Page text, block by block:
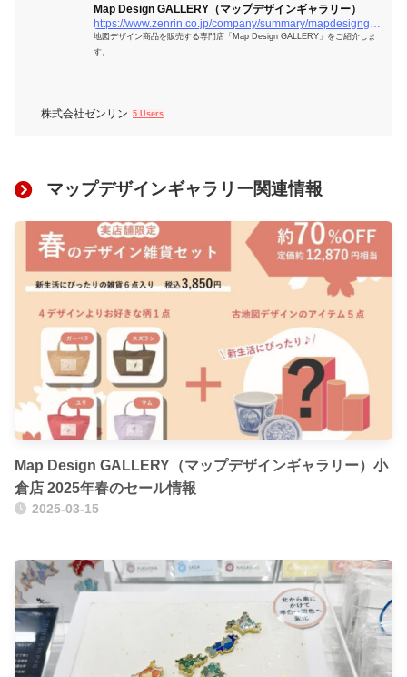
Map Design GALLERY（マップデザインギャラリー）
地図デザイン商品を販売する専門店「Map Design GALLERY」をご紹介しま
す。
株式会社ゼンリン 5 Users
マップデザインギャラリー関連情報
Map Design GALLERY（マップデザインギャラリー）小
倉店 2025年春のセール情報
2025-03-15